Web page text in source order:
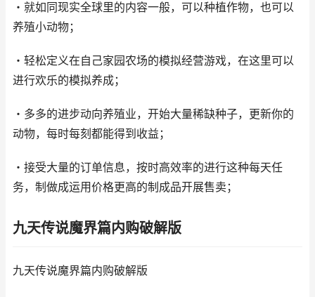
・就如同现实全球里的内容一般，可以种植作物，也可以
养殖小动物；
・轻松定义在自己家园农场的模拟经营游戏，在这里可以
进行欢乐的模拟养成；
・多多的进步动向养殖业，开始大量稀缺种子，更新你的
动物，每时每刻都能得到收益；
・接受大量的订单信息，按时高效率的进行这种每天任
务，制做成运用价格更高的制成品开展售卖；
九天传说魔界篇内购破解版
九天传说魔界篇内购破解版